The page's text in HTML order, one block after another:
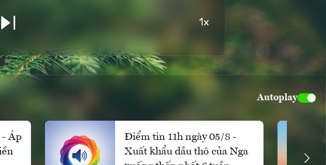
Autoplay
- Áp
Điểm tin 11h ngày 05/8 -
Xuất khẩu dầu thô của Nga